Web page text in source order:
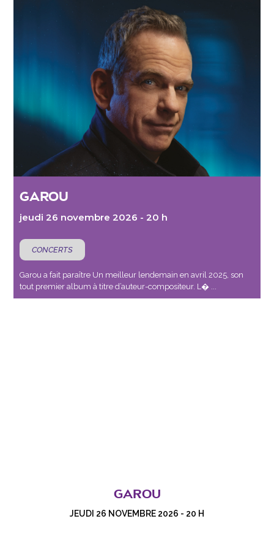
GAROU
jeudi 26 novembre 2026 - 20 h
CONCERTS
Garou a fait paraître Un meilleur lendemain en avril 2025, son
tout premier album à titre d’auteur-compositeur. L� ...
GAROU
JEUDI 26 NOVEMBRE 2026 - 20 H